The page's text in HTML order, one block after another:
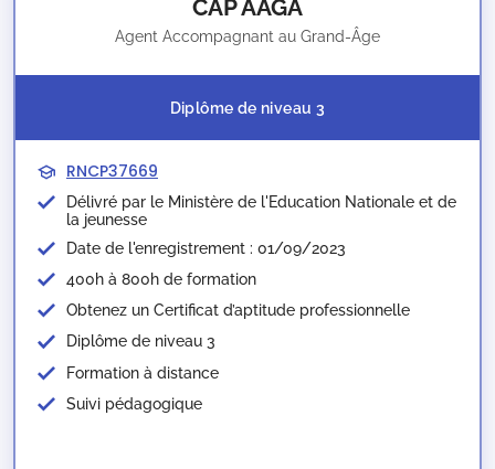
CAP AAGA
Agent Accompagnant au Grand-Âge
Diplôme de niveau 3
RNCP37669
Délivré par le Ministère de l'Education Nationale et de
la jeunesse​
Date de l'enregistrement : 01/09/2023
400h à 800h de formation
Obtenez un Certificat d’aptitude professionnelle
Diplôme de niveau 3
Formation à distance
Suivi pédagogique